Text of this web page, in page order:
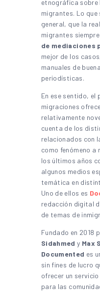
etnográfica sobre
migrantes. Lo que
general, que la
migrantes
de mediaciones
mejor de los
manuales de
periodísticas.
En ese sentido, el
migraciones
relativamente
cuenta de los
relacionados con
como fenómeno a
los últimos años
algunos medios
temática en
Uno de ellos es
redacción digital
de temas de
Fundado en 2018
Sidahmedy Max
Documented es
sin fines de lucro
ofrecer un
para las